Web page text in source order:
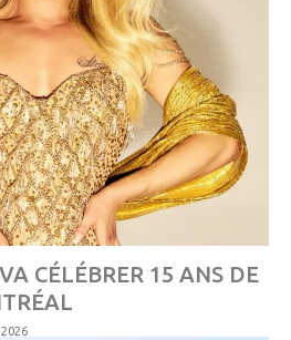
CÉLÉBRER 15 ANS DE